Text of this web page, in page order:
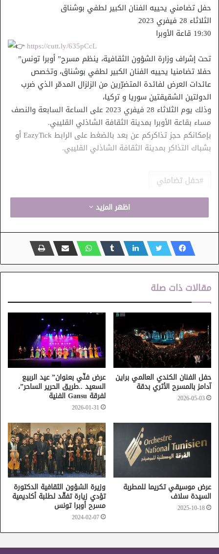
حفل تضامني يحييه الفنان الكبير لطفي بوشناق
الثلاثاء 28 فيفري 2023
19:30 قاعة الأوبرا
https://cutt.ly/635pCcL
تحت إشراف وزارة الشؤون الثقافية، ينظم مسرح” أوبرا تونس”
حفلا تضامنيا يحييه الفنان الكبير لطفي بوشناق، وتخصص
عائدات العرض لفائدة المتضرّرين من الزلزال المدمّر الذي ضرب
الدولتين الشقيقتين سوريا و تركيا،
وذلك يوم الثلاثاء 28 فيفري 2023 على الساعة السابعة والنصف
مساء بقاعة الأوبرا بمدينة الثقافة الشاذلي القليبي.
بإمكانكم حجز تذاكركم عن بعد بالضغط على الرابط EazyTick أو
بشباك التذاكر بمدينة الثقافة الشاذلي القليبي.
حفل تضامني
اظهر المزيد
مقالات ذات صلة
حفل الفنان الكندي العالمي براين
آدامز بالمسرح الأثري بدقة
2026-05-03
عرض فنّي بعنوان” عيد الربيع
السعيد ..طريق الحرير الساحر”،
لفرقة Gansu الفنية
2026-01-31
عرض موسيقي تكريما للمطربة
السيدة سلاف
2025-10-18
وزيرة الشؤون الثقافية الدكتورة
تؤدي زيارة تفقّد لطلبة أكاديمية
مسرح أوبرا تونس
2024-02-07